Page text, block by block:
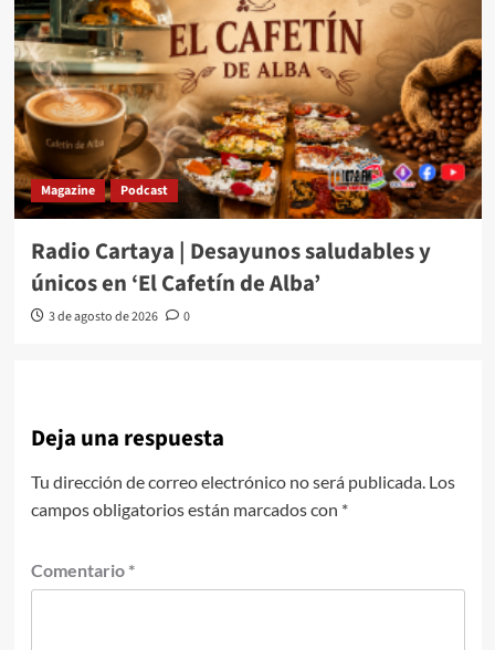
Magazine Podcast
Radio Cartaya | Desayunos saludables y
únicos en ‘El Cafetín de Alba’
3 de agosto de 2026 0
Deja una respuesta
Tu dirección de correo electrónico no será publicada. Los
campos obligatorios están marcados con *
Comentario *